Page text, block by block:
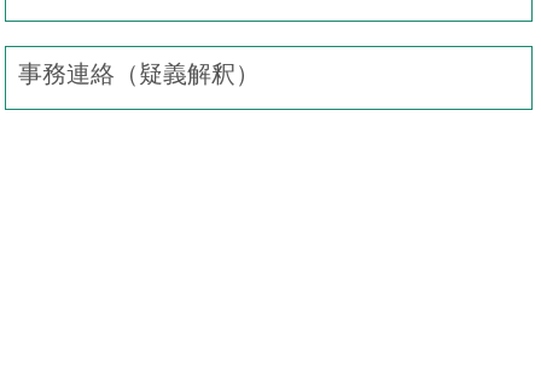
事務連絡（疑義解釈）